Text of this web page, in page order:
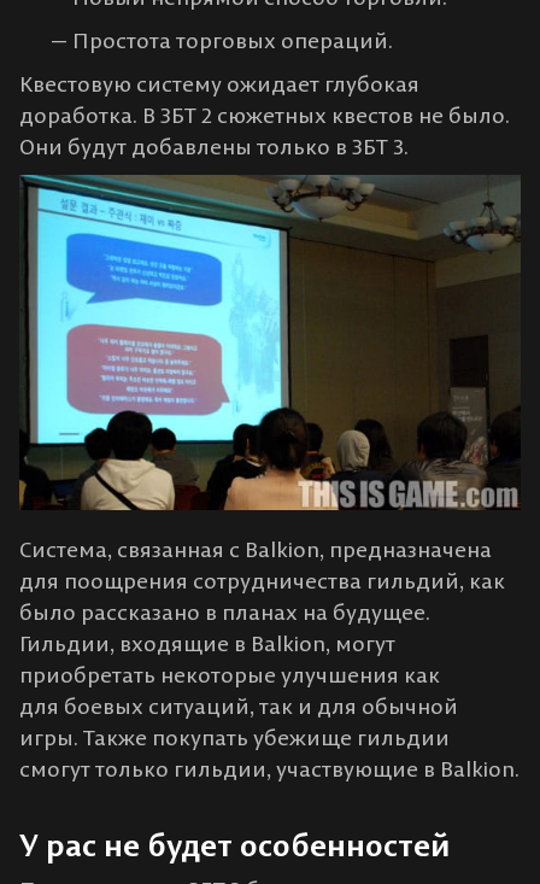
Простота торговых операций.
Квестовую систему ожидает глубокая
доработка. В ЗБТ 2 сюжетных квестов не было.
Они будут добавлены только в ЗБТ 3.
Система, связанная с Balkion, предназначена
для поощрения сотрудничества гильдий, как
было рассказано в планах на будущее.
Гильдии, входящие в Balkion, могут
приобретать некоторые улучшения как
для боевых ситуаций, так и для обычной
игры. Также покупать убежище гильдии
смогут только гильдии, участвующие в Balkion.
У рас не будет особенностей